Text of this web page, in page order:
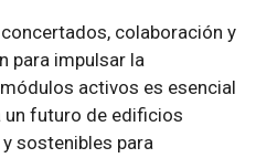
colaboración y
para impulsar la
activos es esencial
un futuro de edificios
sostenibles para